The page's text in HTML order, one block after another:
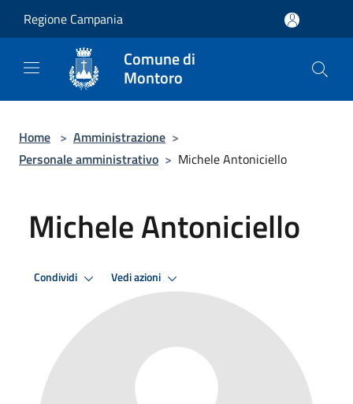
Regione Campania
Comune di
Montoro
Home > Amministrazione >
Personale amministrativo > Michele Antoniciello
Michele Antoniciello
Condividi Vedi azioni